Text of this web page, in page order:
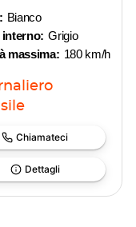
Bianco
Grigio
massima: 180 km/h
Chiamateci
Dettagli